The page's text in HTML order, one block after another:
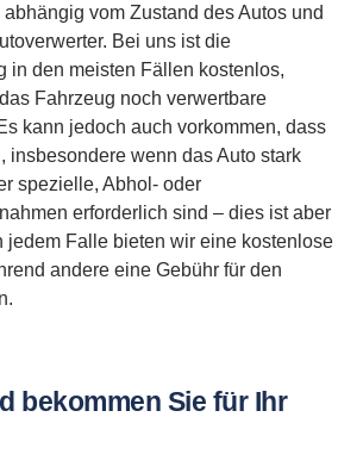
vom Zustand des Autos und
Bei uns ist die
in den meisten Fällen kostenlos,
Fahrzeug noch verwertbare
kann jedoch auch vorkommen, dass
insbesondere wenn das Auto stark
spezielle, Abhol- oder
erforderlich sind – dies ist aber
jedem Falle bieten wir eine kostenlose
andere eine Gebühr für den
bekommen Sie für Ihr